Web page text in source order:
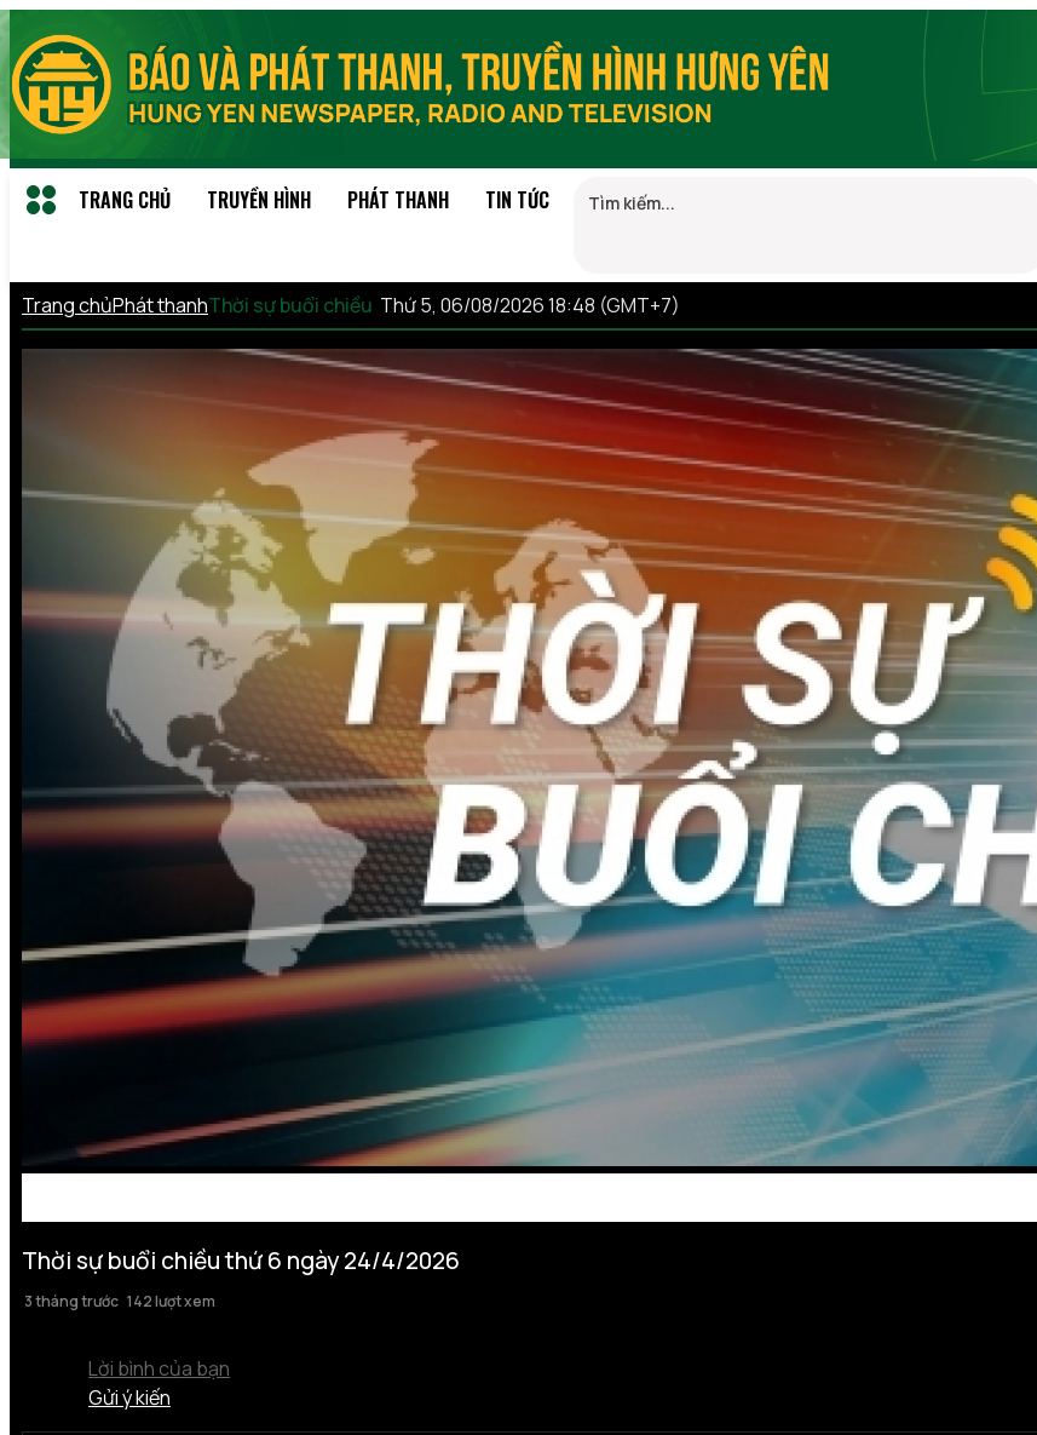
TRANG CHỦ TRUYỀN HÌNH PHÁT THANH TIN TỨC
Trang chủPhát thanhThời sự buổi chiều Thứ 5, 06/08/2026 18:48 (GMT+7)
Thời sự buổi chiều thứ 6 ngày 24/4/2026
3 tháng trước 142 lượt xem
Lời bình của bạn
Gửi ý kiến